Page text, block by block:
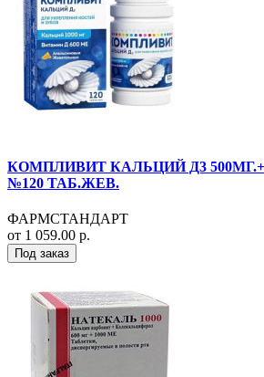
КОМПЛИВИТ КАЛЬЦИЙ Д3
№120 ТАБ.ЖЕВ.
ФАРМСТАНДАРТ
от 1 059.00 р.
Под заказ